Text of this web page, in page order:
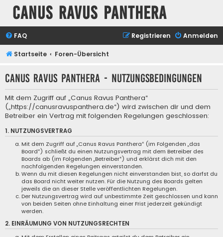
Canus Ravus Panthera
FAQ Anmelden
Registrieren
Startseite Foren-Übersicht
Canus Ravus Panthera - Nutzungsbedingungen
Mit dem Zugriff auf „Canus Ravus Panthera“
(„https://canusravuspanthera.de“) wird zwischen dir und dem
Betreiber ein Vertrag mit folgenden Regelungen geschlossen:
1. NUTZUNGSVERTRAG
Mit dem Zugriff auf „Canus Ravus Panthera“ (im Folgenden „das
Board“) schließt du einen Nutzungsvertrag mit dem Betreiber des
Boards ab (im Folgenden „Betreiber“) und erklärst dich mit den
nachfolgenden Regelungen einverstanden.
Wenn du mit diesen Regelungen nicht einverstanden bist, so darfst du
das Board nicht weiter nutzen. Für die Nutzung des Boards gelten
jeweils die an dieser Stelle veröffentlichten Regelungen.
Der Nutzungsvertrag wird auf unbestimmte Zeit geschlossen und kann
von beiden Seiten ohne Einhaltung einer Frist jederzeit gekündigt
werden.
2. EINRÄUMUNG VON NUTZUNGSRECHTEN